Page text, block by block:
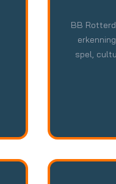
BB
spel,
helpen
door
en